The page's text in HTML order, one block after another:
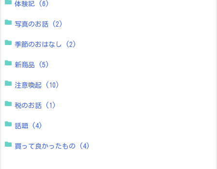
体験記 (6)
写真のお話 (2)
季節のおはなし (2)
新商品 (5)
注意喚起 (10)
税のお話 (1)
話題 (4)
買って良かったもの (4)